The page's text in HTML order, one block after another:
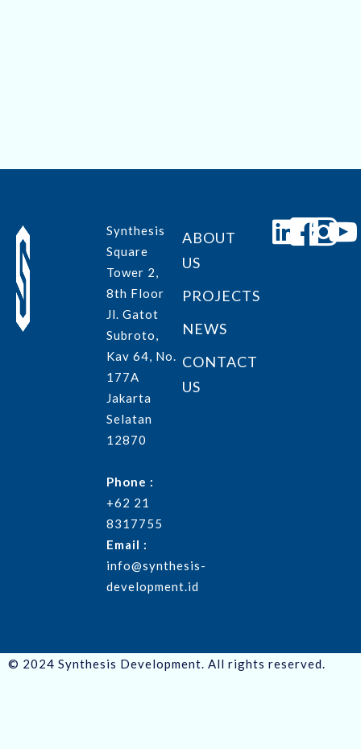
Synthesis
Square
Tower 2,
8th Floor
Jl. Gatot
Subroto,
Kav 64, No.
177A
Jakarta
Selatan
12870
Phone :
+62 21
8317755
Email :
info@synthesis-
development.id
ABOUT
US
PROJECTS
NEWS
CONTACT
US
© 2024 Synthesis Development. All rights reserved.